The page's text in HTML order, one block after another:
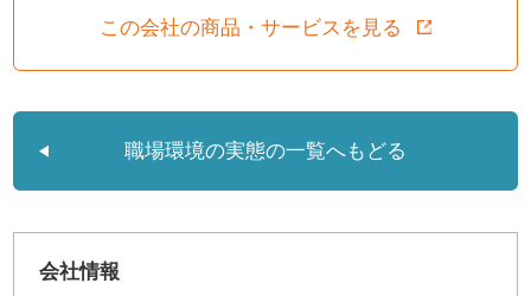
この会社の商品・サービスを見る
職場環境の実態の一覧へもどる
会社情報